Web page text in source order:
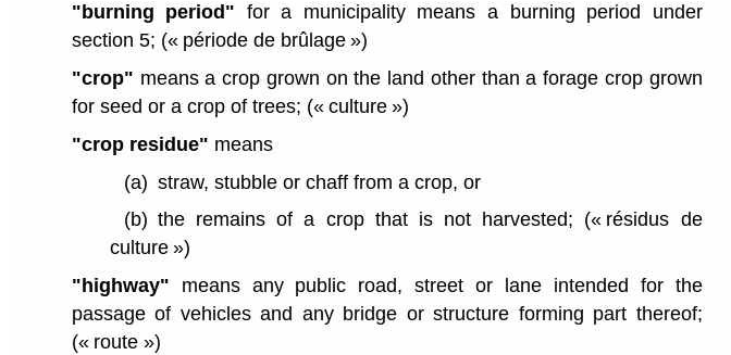
"burning period" for a municipality means a burning period under
section 5; (« période de brûlage »)
"crop" means a crop grown on the land other than a forage crop grown
for seed or a crop of trees; (« culture »)
"crop residue" means
(a) straw, stubble or chaff from a crop, or
(b) the remains of a crop that is not harvested; (« résidus de
culture »)
"highway" means any public road, street or lane intended for the
passage of vehicles and any bridge or structure forming part thereof;
(« route »)